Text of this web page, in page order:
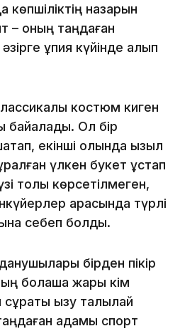
көпшіліктің назарын
– оның таңдаған
құпия күйінде қалып
костюм киген
Ол бір
екінші қолында қызыл
үлкен букет ұстап
толық көрсетілмеген,
арасында түрлі
себеп болды.
бірден пікір
болашақ жары кім
қызу талқылай
адамы спорт